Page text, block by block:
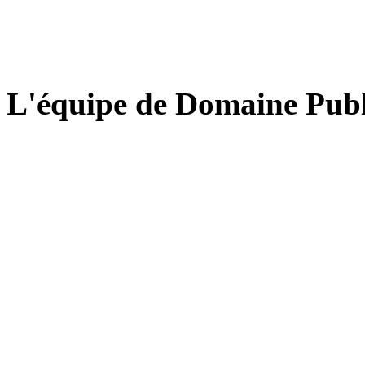
L'équipe de Domaine